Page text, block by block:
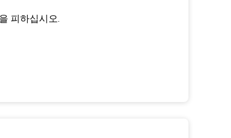
피하십시오.